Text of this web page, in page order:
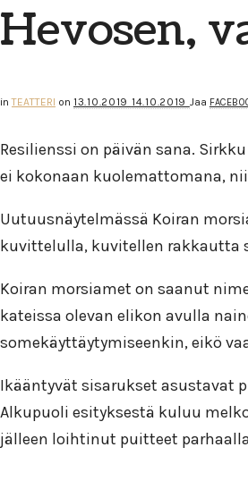
Hevosen,
inTEATTERI on 13.10.2019 14.10.2019 Jaa
Resilienssi on päivän sana.
ei kokonaan kuolemattomana,
Uutuusnäytelmässä Koiran
kuvittelulla, kuvitellen rakkautta
Koiran morsiamet on saanut
kateissa olevan elikon avulla
somekäyttäytymiseenkin, eikö
Ikääntyvät sisarukset asustavat
Alkupuoli esityksestä kuluu
jälleen loihtinut puitteet